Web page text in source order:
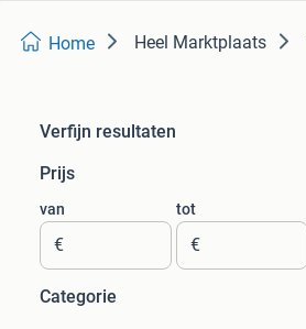
Home Heel Marktplaats
Verfijn resultaten
Prijs
van
€
tot
€
Categorie